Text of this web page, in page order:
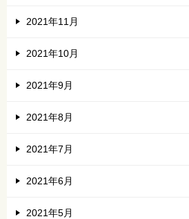
2021年11月
2021年10月
2021年9月
2021年8月
2021年7月
2021年6月
2021年5月